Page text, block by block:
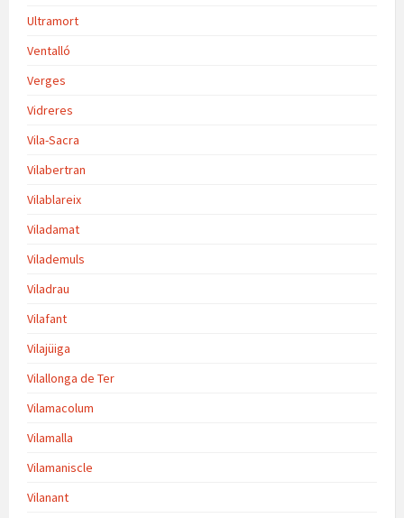
Ultramort
Ventalló
Verges
Vidreres
Vila-Sacra
Vilabertran
Vilablareix
Viladamat
Vilademuls
Viladrau
Vilafant
Vilajüiga
Vilallonga de Ter
Vilamacolum
Vilamalla
Vilamaniscle
Vilanant